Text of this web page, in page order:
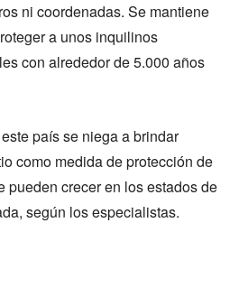
ni coordenadas. Se mantiene
a unos inquilinos
con alrededor de 5.000 años
país se niega a brindar
como medida de protección de
pueden crecer en los estados de
según los especialistas.